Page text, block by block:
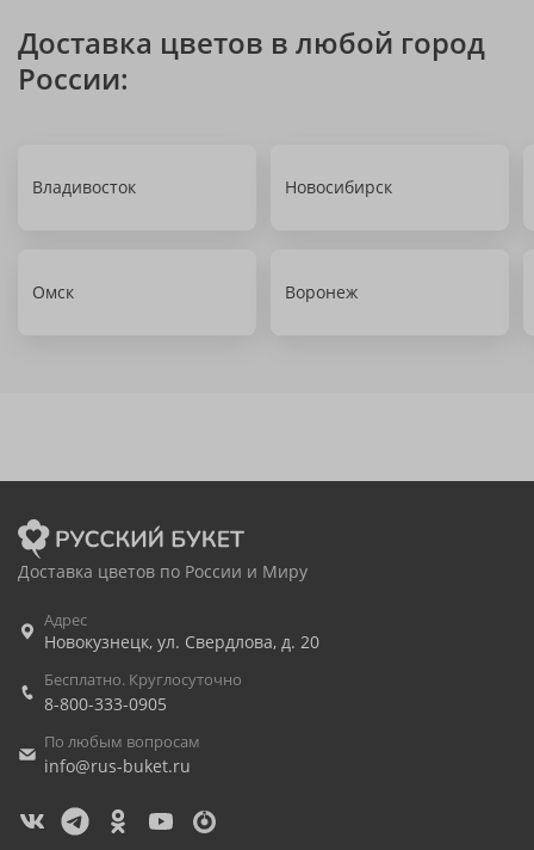
Доставка цветов в любой город
России:
Владивосток Новосибирск
Омск Воронеж
Доставка цветов по России и Миру
Адрес
Новокузнецк, ул. Свердлова, д. 20
Бесплатно. Круглосуточно
8-800-333-0905
По любым вопросам
info@rus-buket.ru